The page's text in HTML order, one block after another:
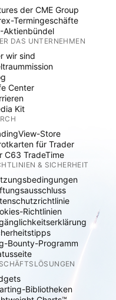
der CME Group
Termingeschäfte
Aktienbündel
DAS UNTERNEHMEN
wir sind
Center
Kit
Store
für Trader
C63 TradeTime
& SICHERHEIT
Richtlinien
Bounty-Programm
Bibliotheken